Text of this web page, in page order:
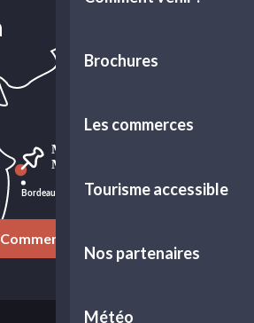
Brochures
Les commerces
Tourisme accessible
Nos partenaires
Météo
Comment venir ?